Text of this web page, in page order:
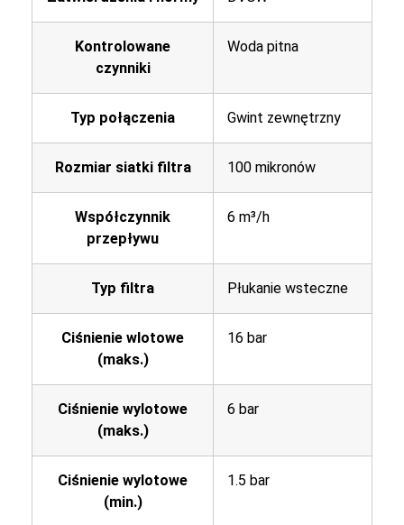
Kontrolowane
czynniki
Woda pitna
Typ połączenia Gwint zewnętrzny
Rozmiar siatki filtra 100 mikronów
Współczynnik
przepływu
6 m³/h
Typ filtra Płukanie wsteczne
Ciśnienie wlotowe
(maks.)
16 bar
Ciśnienie wylotowe
(maks.)
6 bar
Ciśnienie wylotowe
(min.)
1.5 bar